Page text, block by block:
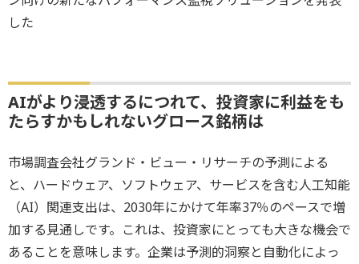
した
AIがより浸透するにつれて、投資家に利益をも
たらすかもしれないグロース銘柄は
市場調査会社グランド・ビュー・リサーチの予測による
と、ハードウェア、ソフトウェア、サービスを含む人工知能
（AI）関連支出は、2030年にかけて年率37％のペースで増
加する見通しです。これは、投資家にとっても大きな機会で
あることを意味します。企業は予測的洞察と自動化によっ